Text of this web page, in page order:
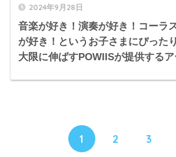
2024年9月28日
音楽が好き！演奏が好き！コーラ
が好き！というお子さまにぴった
大限に伸ばすPOWIISが提供する
1 2 3